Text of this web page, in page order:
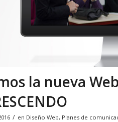
la nueva
/ en Diseño Web, Planes de